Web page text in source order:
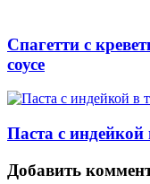
Спагетти с
соусе
Паста с индейкой
Навигация
Добавить